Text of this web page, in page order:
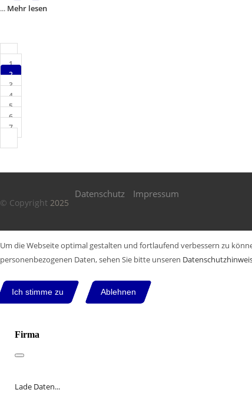
... Mehr lesen
1
2
3
4
5
6
7
© Copyright 2025
Datenschutz Impressum
Um die Webseite optimal gestalten und fortlaufend verbessern zu
personenbezogenen Daten, sehen Sie bitte unseren
Ich stimme zu Ablehnen
Firma
Lade Daten...